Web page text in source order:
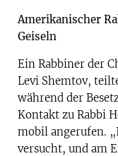
Amerikanischer
Geiseln
Ein Rabbiner der
Levi Shemtov,
während der
Kontakt zu Rabbi
mobil angerufen.
versucht, und am